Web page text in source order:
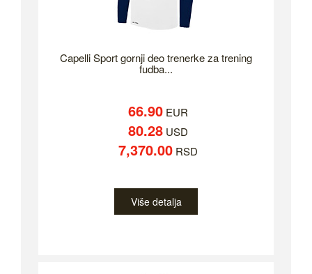
Capelli Sport gornji deo trenerke za trening
fudba...
66.90EUR
80.28USD
7,370.00RSD
Više detalja